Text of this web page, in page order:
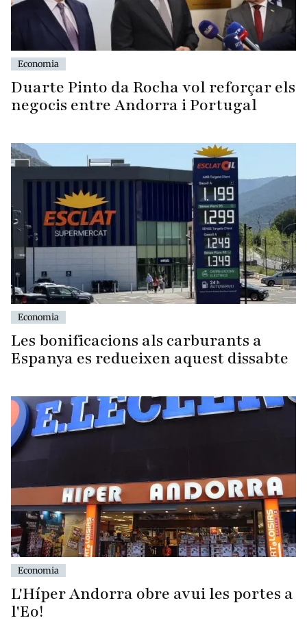
Economia
Duarte Pinto da Rocha vol reforçar els
negocis entre Andorra i Portugal
Economia
Les bonificacions als carburants a
Espanya es redueixen aquest dissabte
Economia
L'Híper Andorra obre avui les portes a
l'Eo!